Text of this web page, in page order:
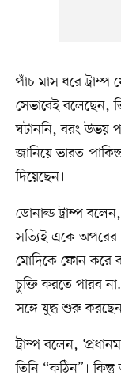
পাঁচ মাস ধরে
সেভাবেই বলেছেন,
ঘটাননি, বরং উভয়
জানিয়ে ভারত-
দিয়েছেন।
ডোনাল্ড ট্রাম্প
সত্যিই একে অপরের
মোদিকে ফোন করে
চুক্তি করতে পারব
সঙ্গে যুদ্ধ শুরু
ট্রাম্প বলেন,
তিনি “কঠিন”।